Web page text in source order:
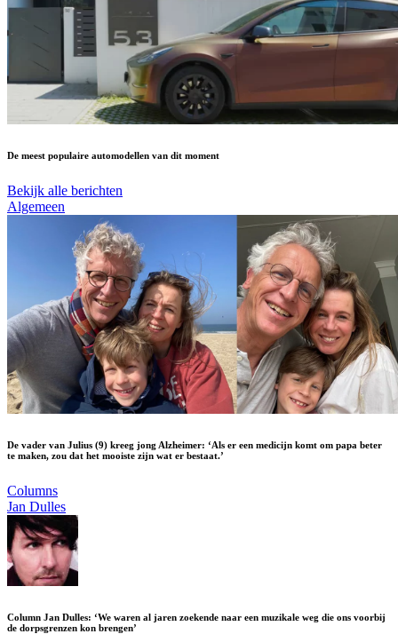
De meest populaire automodellen van dit moment
Bekijk alle berichten
Algemeen
De vader van Julius (9) kreeg jong Alzheimer: ‘Als er een medicijn komt om papa beter
te maken, zou dat het mooiste zijn wat er bestaat.’
Columns
Jan Dulles
Column Jan Dulles: ‘We waren al jaren zoekende naar een muzikale weg die ons voorbij
de dorpsgrenzen kon brengen’